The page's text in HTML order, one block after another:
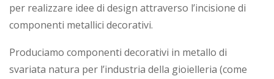
per realizzare idee di design attraverso l’incisione di
componenti metallici decorativi.
Produciamo componenti decorativi in metallo di
svariata natura per l’industria della gioielleria (come